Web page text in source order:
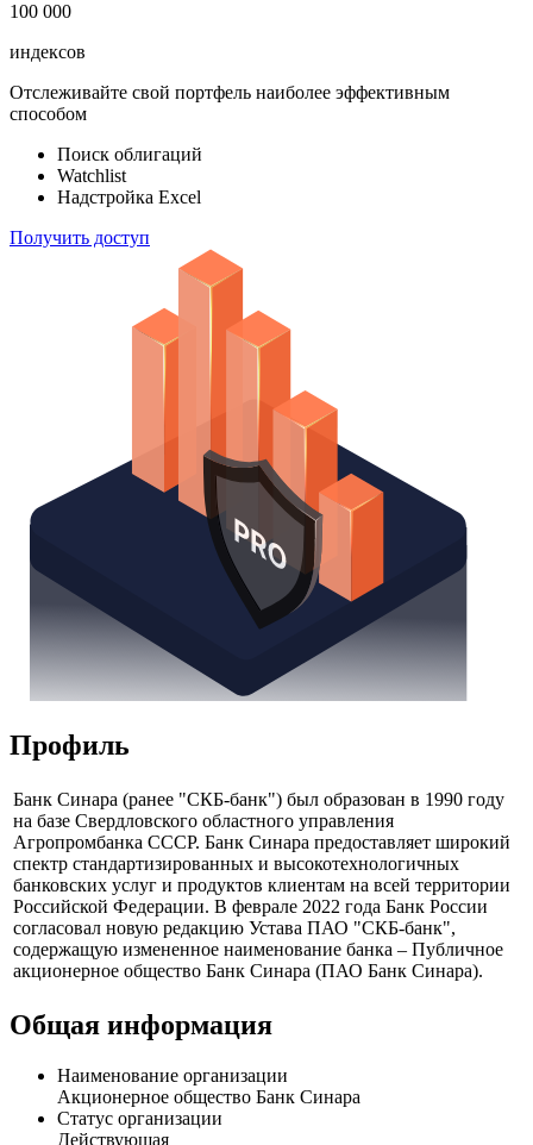
183 824
ETF & Funds
100 000
Отслеживайте свой портфель наиболее эффективным
способом
Поиск облигаций
Надстройка Excel
Получить доступ
Профиль
Банк Синара (ранее "СКБ-банк") был образован в 1990 году
на базе Свердловского областного управления
Агропромбанка CCCР. Банк Синара предоставляет широкий
спектр стандартизированных и высокотехнологичных
банковских услуг и продуктов клиентам на всей территории
Российской Федерации. В феврале 2022 года Банк России
согласовал новую редакцию Устава ПАО "СКБ-банк",
содержащую измененное наименование банка – Публичное
Общая информация